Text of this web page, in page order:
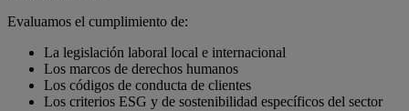
Evaluamos el cumplimiento de:
La legislación laboral local e internacional
Los marcos de derechos humanos
Los códigos de conducta de clientes
Los criterios ESG y de sostenibilidad específicos del sector